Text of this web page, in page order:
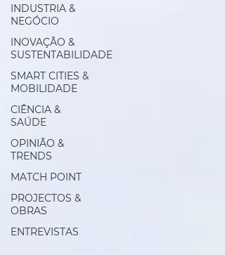
INDUSTRIA &
NEGÓCIO
INOVAÇÃO &
SUSTENTABILIDADE
SMART CITIES &
MOBILIDADE
CIÊNCIA &
SAÚDE
OPINIÃO &
TRENDS
MATCH POINT
PROJECTOS &
OBRAS
ENTREVISTAS